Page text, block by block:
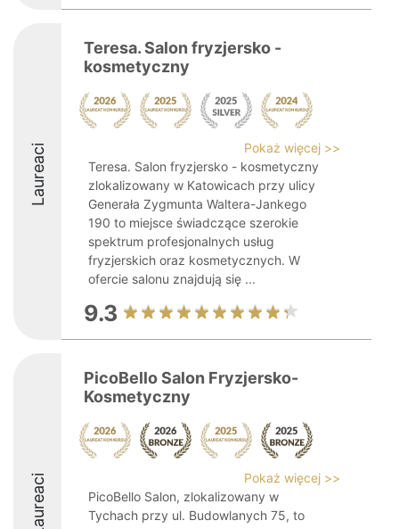
Laureaci
Teresa. Salon fryzjersko -
kosmetyczny
Pokaż więcej >>
Teresa. Salon fryzjersko - kosmetyczny
zlokalizowany w Katowicach przy ulicy
Generała Zygmunta Waltera-Jankego
190 to miejsce świadczące szerokie
spektrum profesjonalnych usług
fryzjerskich oraz kosmetycznych. W
ofercie salonu znajdują się ...
9.3
Laureaci
PicoBello Salon Fryzjersko-
Kosmetyczny
Pokaż więcej >>
PicoBello Salon, zlokalizowany w
Tychach przy ul. Budowlanych 75, to